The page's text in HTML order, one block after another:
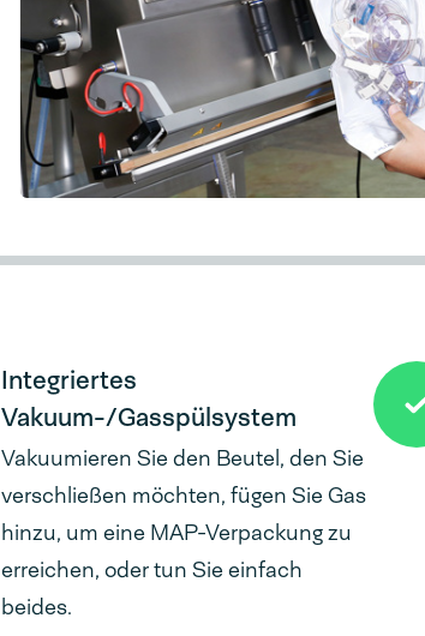
Integriertes
Vakuum-/Gasspülsystem
Vakuumieren Sie den Beutel, den Sie
verschließen möchten, fügen Sie Gas
hinzu, um eine MAP-Verpackung zu
erreichen, oder tun Sie einfach
beides.